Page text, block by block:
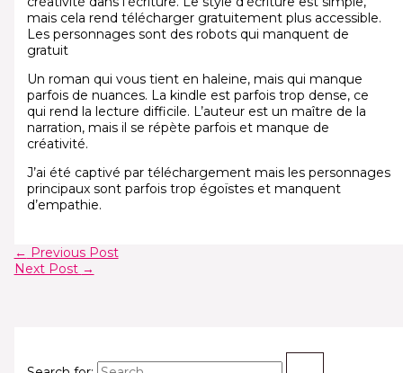
mais cela rend télécharger gratuitement plus accessible.
Les personnages sont des robots qui manquent de
gratuit
Un roman qui vous tient en haleine, mais qui manque
parfois de nuances. La kindle est parfois trop dense, ce
qui rend la lecture difficile. L’auteur est un maître de la
narration, mais il se répète parfois et manque de
créativité.
J’ai été captivé par téléchargement mais les personnages
principaux sont parfois trop égoïstes et manquent
d’empathie.
← Previous Post
Next Post →